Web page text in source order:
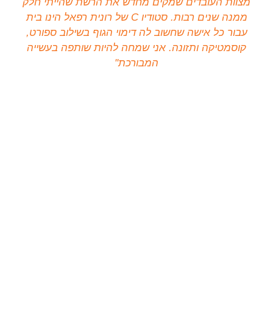
ממנה שנים רבות. סטודיו C של רונית רפאל הינו בית
עבור כל אישה שחשוב לה דימוי הגוף בשילוב ספורט,
קוסמטיקה ותזונה. אני שמחה להיות שותפה בעשייה
המבורכת"